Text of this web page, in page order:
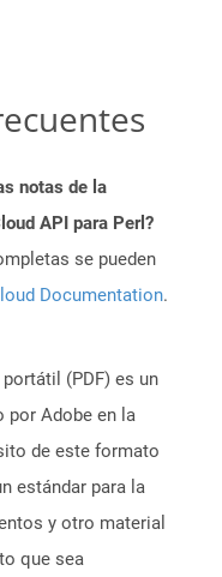
notas de la
API para Perl?
se pueden
Documentation.
(PDF) es un
por Adobe en la
de este formato
estándar para la
y otro material
que sea